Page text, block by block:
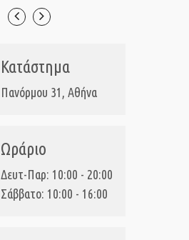
Κατάστημα
Πανόρμου 31, Αθήνα
Ωράριο
Δευτ-Παρ: 10:00 - 20:00
Σάββατο: 10:00 - 16:00